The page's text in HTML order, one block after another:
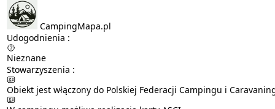
CampingMapa.pl
Udogodnienia :
Nieznane
Stowarzyszenia :
Obiekt jest włączony do Polskiej Federacji Campingu i